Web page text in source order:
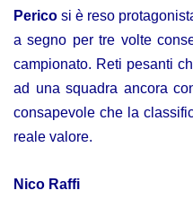
Perico si è reso
a segno per tre volte
campionato. Reti pesanti
ad una squadra ancora
consapevole che la
reale valore.
Nico Raffi